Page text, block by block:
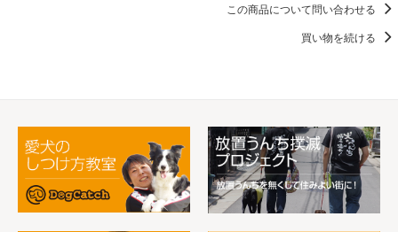
この商品について問い合わせる
買い物を続ける